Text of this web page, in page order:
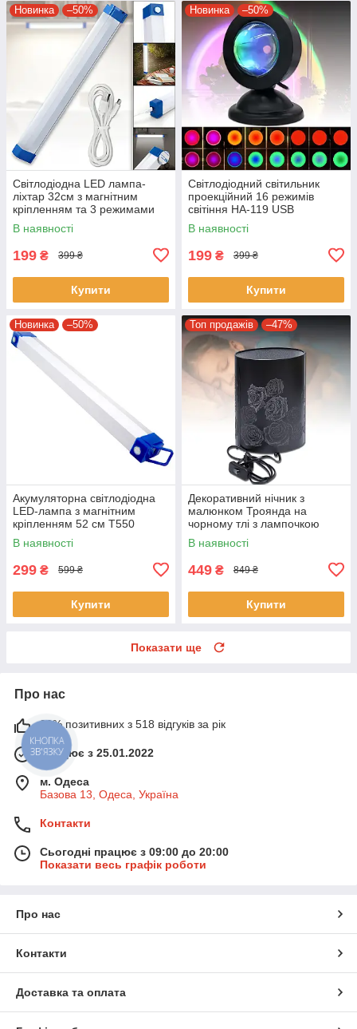
Новинка –50%
Світлодіодна LED лампа-
ліхтар 32см з магнітним
кріпленням та 3 режимами
яскравості
В наявності
199 ₴ 399 ₴
Купити
Новинка –50%
Світлодіодний світильник
проекційний 16 режимів
світіння HA-119 USB
Світильник з ефектом заходу
сонця
В наявності
199 ₴ 399 ₴
Купити
Новинка –50%
Акумуляторна світлодіодна
LED-лампа з магнітним
кріпленням 52 см T550
Портативна USB лампа
В наявності
299 ₴ 599 ₴
Купити
Топ продажів –47%
Декоративний нічник з
малюнком Троянда на
чорному тлі з лампочкою
LED50 T8010 Чорний
В наявності
449 ₴ 849 ₴
Купити
Показати ще
Про нас
99% позитивних з 518 відгуків за рік
Працює з 25.01.2022
м. Одеса
Базова 13, Одеса, Україна
Контакти
Сьогодні працює з 09:00 до 20:00
Показати весь графік роботи
Про нас
Контакти
Доставка та оплата
КНОПКА
ЗВ'ЯЗКУ